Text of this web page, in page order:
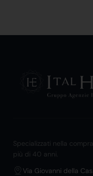
Specializzati nella
più di 40 anni.
Via Giovanni della